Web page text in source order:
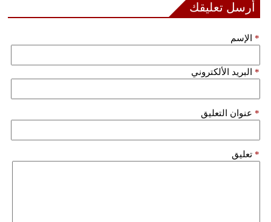
فيديو
سيارات
أرسل تعليقك
الإسم *
البريد الألكتروني *
عنوان التعليق *
تعليق *